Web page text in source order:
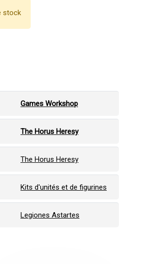
stock
Games Workshop
The Horus Heresy
The Horus Heresy
Kits d'unités et de figurines
Legiones Astartes